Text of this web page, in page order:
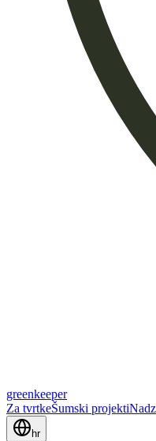
greenkeeper
Za tvrtkeŠumski projekti
hr